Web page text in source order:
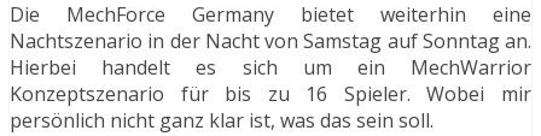
Die MechForce Germany bietet weiterhin eine
Nachtszenario in der Nacht von Samstag auf Sonntag an.
Hierbei handelt es sich um ein MechWarrior
Konzeptszenario für bis zu 16 Spieler. Wobei mir
persönlich nicht ganz klar ist, was das sein soll.